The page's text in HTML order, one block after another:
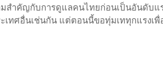
สำคัญกับการดูแลคนไทยก่อนเป็นอันดับแร
ทศอื่นเช่นกัน แต่ตอนนี้ขอทุ่มเททุกแรงเพื่อ